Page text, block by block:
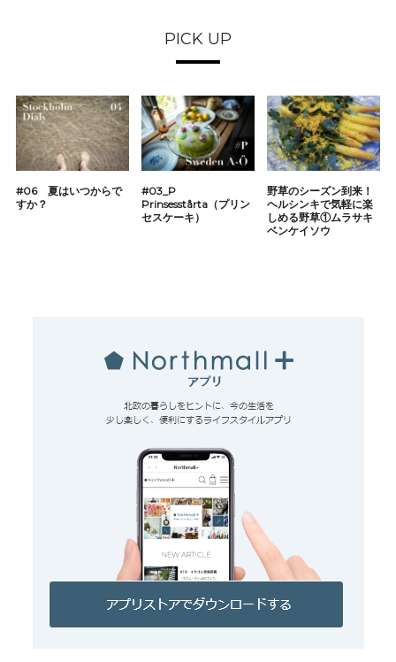
PICK UP
#06 夏はいつからで
すか？
#03_P
Prinsesstårta（プリン
セスケーキ）
野草のシーズン到来！
ヘルシンキで気軽に楽
しめる野草①ムラサキ
ベンケイソウ